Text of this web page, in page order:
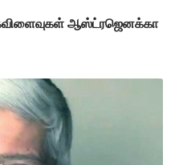
ஆஸ்ட்ரஜெனக்கா